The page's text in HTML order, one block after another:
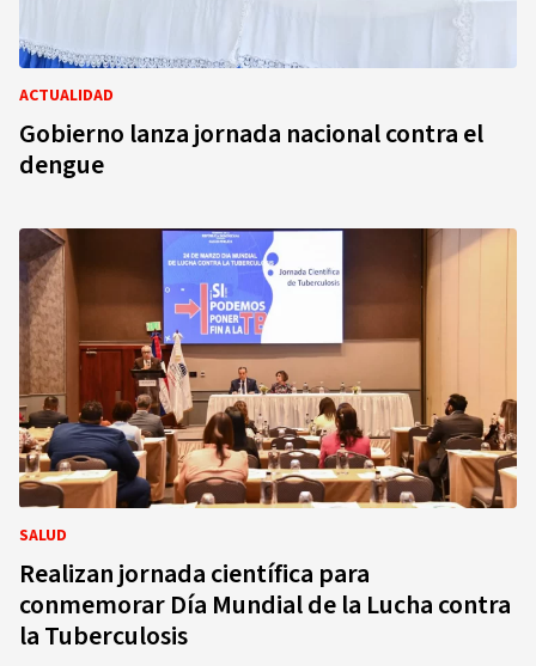
ACTUALIDAD
Gobierno lanza jornada nacional contra el
dengue
SALUD
Realizan jornada científica para
conmemorar Día Mundial de la Lucha contra
la Tuberculosis